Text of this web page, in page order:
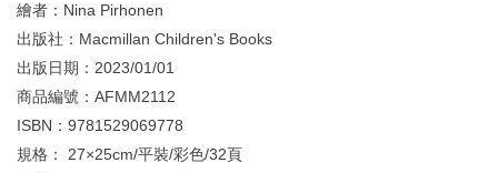
繪者： Nina Pirhonen
出版社： Macmillan Children's Books
出版日期： 2023/01/01
商品編號： AFMM2112
ISBN： 9781529069778
規格： 27×25cm/平裝/彩色/32頁